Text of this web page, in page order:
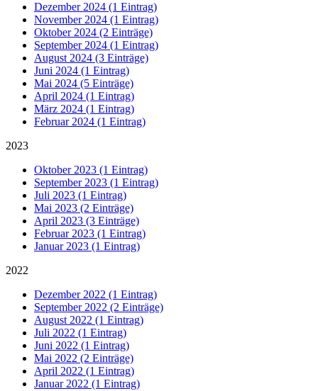
Dezember 2024 (1 Eintrag)
November 2024 (1 Eintrag)
Oktober 2024 (2 Einträge)
September 2024 (1 Eintrag)
August 2024 (3 Einträge)
Juni 2024 (1 Eintrag)
Mai 2024 (5 Einträge)
April 2024 (1 Eintrag)
März 2024 (1 Eintrag)
Februar 2024 (1 Eintrag)
2023
Oktober 2023 (1 Eintrag)
September 2023 (1 Eintrag)
Juli 2023 (1 Eintrag)
Mai 2023 (2 Einträge)
April 2023 (3 Einträge)
Februar 2023 (1 Eintrag)
Januar 2023 (1 Eintrag)
2022
Dezember 2022 (1 Eintrag)
September 2022 (2 Einträge)
August 2022 (1 Eintrag)
Juli 2022 (1 Eintrag)
Juni 2022 (1 Eintrag)
Mai 2022 (2 Einträge)
April 2022 (1 Eintrag)
Januar 2022 (1 Eintrag)